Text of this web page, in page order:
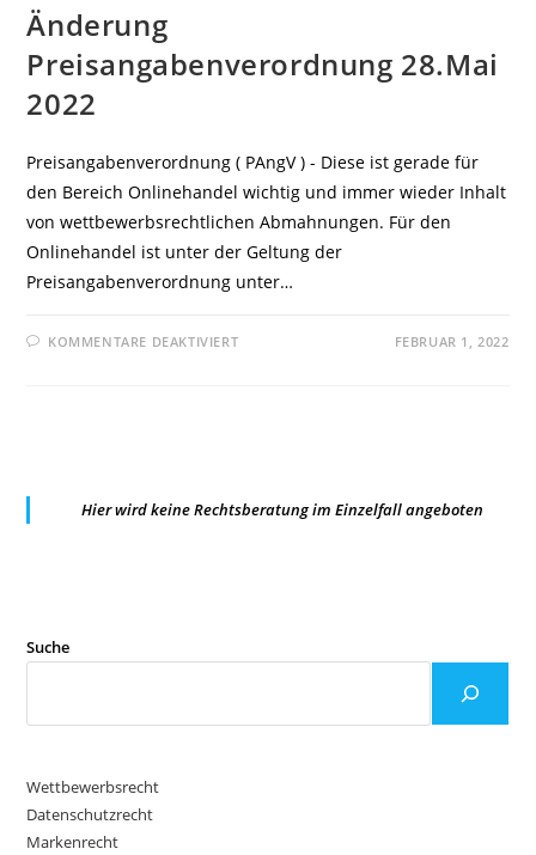
Änderung
Preisangabenverordnung 28.Mai
2022
Preisangabenverordnung ( PAngV ) - Diese ist gerade für
den Bereich Onlinehandel wichtig und immer wieder Inhalt
von wettbewerbsrechtlichen Abmahnungen. Für den
Onlinehandel ist unter der Geltung der
Preisangabenverordnung unter…
KOMMENTARE DEAKTIVIERTFÜR FEBRUAR 1, 2022
Hier wird keine Rechtsberatung im Einzelfall angeboten
Suche
Wettbewerbsrecht
Datenschutzrecht
Markenrecht